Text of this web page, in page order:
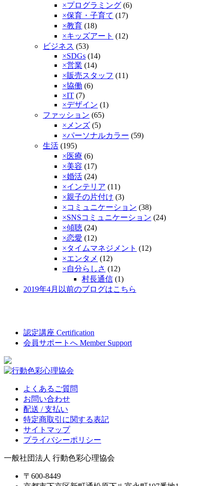
×プログラミング (6)
×保育・子育て (17)
×教育 (18)
×キッズアート (12)
ビジネス (53)
×SDGs (14)
×営業 (14)
×販売スタッフ (11)
×協働 (6)
×IT (7)
×デザイン (1)
ファッション (65)
×メンズ (5)
×パーソナルカラー (59)
生活 (195)
×医療 (6)
×美容 (17)
×婚活 (24)
×インテリア (11)
×親子の片付け (3)
×コミュニケーション (38)
×SNSコミュニケーション (24)
×傾聴­ (24)
×恋愛 (12)
×タイムマネジメント (12)
×エンタメ (12)
×自分らしさ (12)
村長通信 (1)
2019年4月以前のブログはこちら
認定講座 Certification
会員サポートへ Member Support
よくあるご質問
お問い合わせ
配送 / 支払い
特定商取引に関する表記
サイトマップ
プライバシーポリシー
一般社団法人 行動色彩心理協会
〒600-8449